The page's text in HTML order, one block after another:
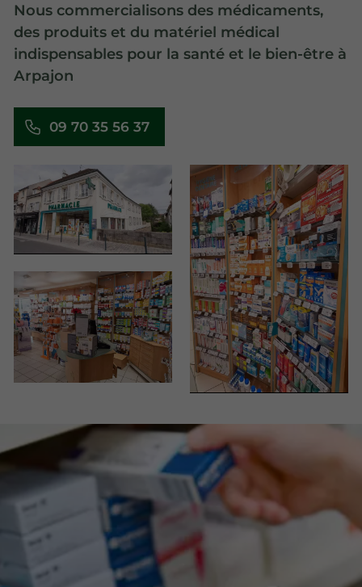
Nous commercialisons des médicaments,
des produits et du matériel médical
indispensables pour la santé et le bien-être à
Arpajon
09 70 35 56 37